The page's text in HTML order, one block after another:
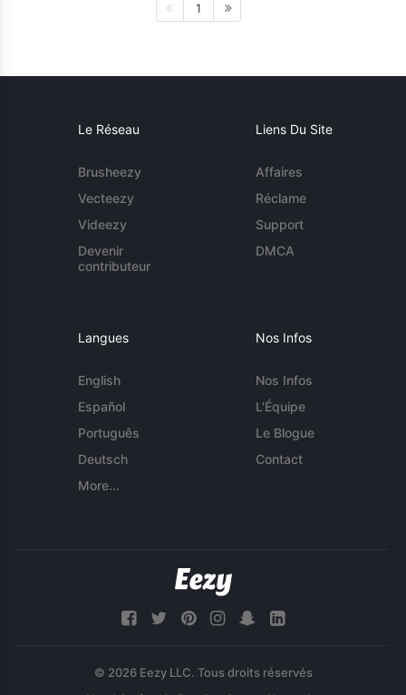
1
Le Réseau
Brusheezy
Vecteezy
Videezy
Devenir
contributeur
Liens Du Site
Affaires
Réclame
Support
DMCA
Langues
English
Español
Português
Deutsch
More...
Nos Infos
Nos Infos
L'Équipe
Le Blogue
Contact
© 2026 Eezy LLC. Tous droits réservés